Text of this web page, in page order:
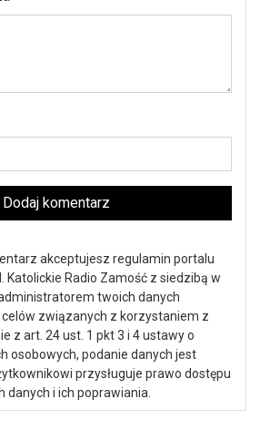
Dodaj komentarz
akceptujesz regulamin portalu
Katolickie Radio Zamość z siedzibą w
twoich danych
związanych z korzystaniem z
z art. 24 ust. 1 pkt 3 i 4 ustawy o
osobowych, podanie danych jest
przysługuje prawo dostępu
danych i ich poprawiania.